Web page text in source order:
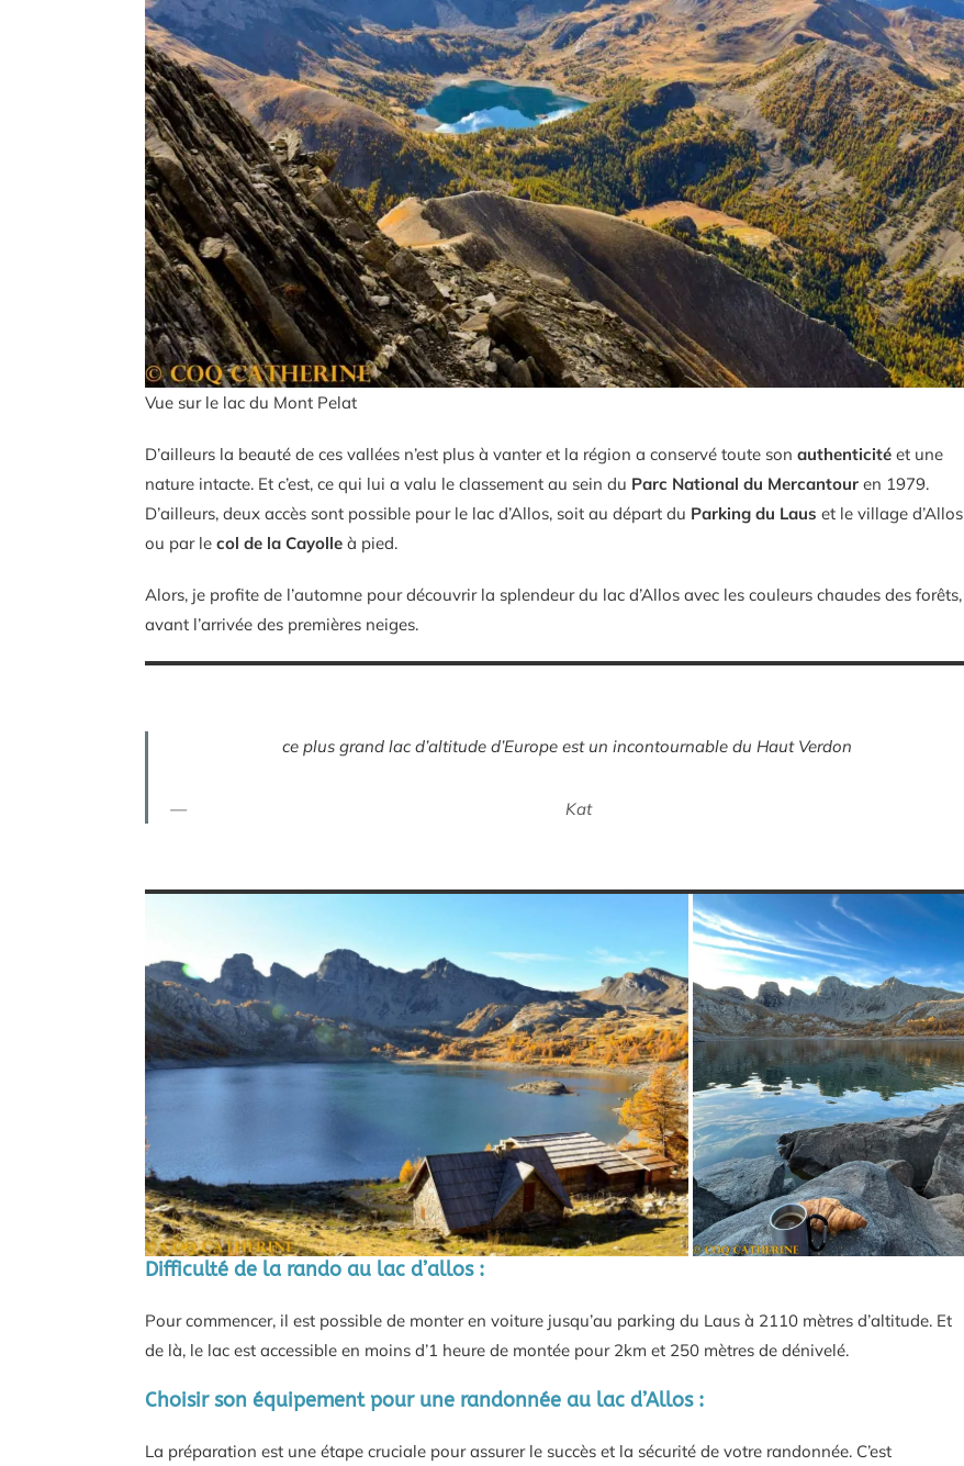
Vue sur le lac du Mont Pelat
D’ailleurs la beauté de ces vallées n’est plus à vanter et la région a conservé toute son authenticité et une
nature intacte. Et c’est, ce qui lui a valu le classement au sein du Parc National du Mercantour en 1979.
D’ailleurs, deux accès sont possible pour le lac d’Allos, soit au départ du Parking du Laus et le village d’Allos
ou par le col de la Cayolle à pied.
Alors, je profite de l’automne pour découvrir la splendeur du lac d’Allos avec les couleurs chaudes des forêts,
avant l’arrivée des premières neiges.
ce plus grand lac d’altitude d’Europe est un incontournable du Haut Verdon
Kat
Difficulté de la rando au lac d’allos :
Pour commencer, il est possible de monter en voiture jusqu’au parking du Laus à 2110 mètres d’altitude. Et
de là, le lac est accessible en moins d’1 heure de montée pour 2km et 250 mètres de dénivelé.
Choisir son équipement pour une randonnée au lac d’Allos :
La préparation est une étape cruciale pour assurer le succès et la sécurité de votre randonnée. C’est